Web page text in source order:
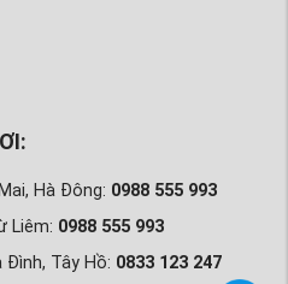
Hà Đông: 0988 555 993
Liêm: 0988 555 993
Đình, Tây Hồ: 0833 123 247